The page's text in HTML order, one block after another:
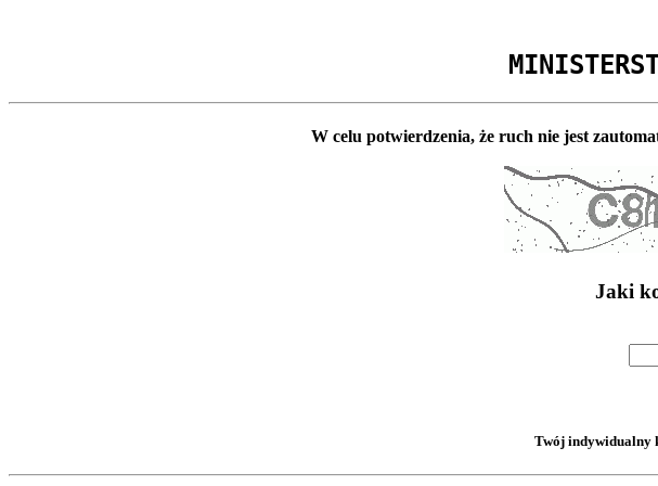
W celu potwierdzenia, że ruch nie jest
Jaki
Twój indywidualny